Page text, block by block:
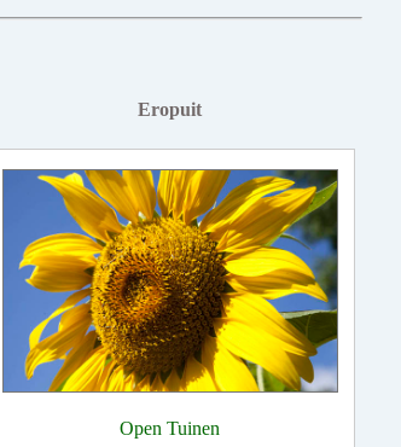
Eropuit
Open Tuinen